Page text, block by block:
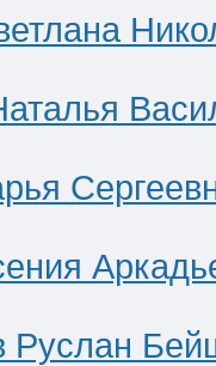
Руслан